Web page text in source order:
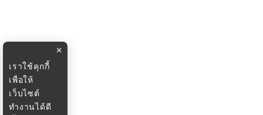
×
เราใช้คุกกี้
เพื่อให้
เว็บไซต์
ทำงานได้ดี